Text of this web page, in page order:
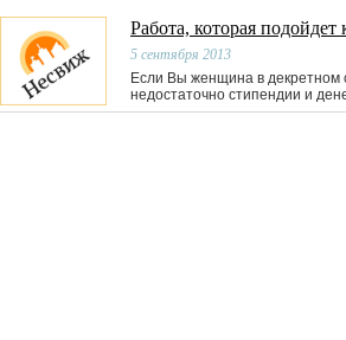
Работа, которая
5 сентября 2013
Если Вы женщина в декретном
недостаточно стипендии и